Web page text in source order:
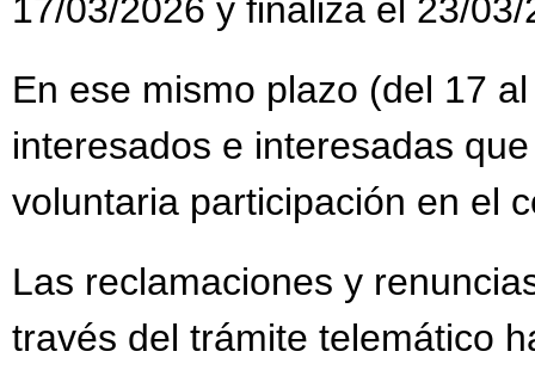
17/03/2026 y finaliza el 23/
En ese mismo plazo (del 17
interesados e interesadas
voluntaria participación en el
Las reclamaciones y
través del trámite telemático